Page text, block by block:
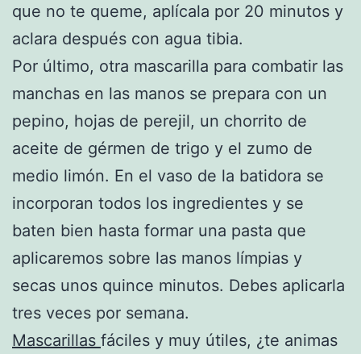
que no te queme, aplícala por 20 minutos y
aclara después con agua tibia.
Por último, otra mascarilla para combatir las
manchas en las manos se prepara con un
pepino, hojas de perejil, un chorrito de
aceite de gérmen de trigo y el zumo de
medio limón. En el vaso de la batidora se
incorporan todos los ingredientes y se
baten bien hasta formar una pasta que
aplicaremos sobre las manos límpias y
secas unos quince minutos. Debes aplicarla
tres veces por semana.
Mascarillas fáciles y muy útiles, ¿te animas